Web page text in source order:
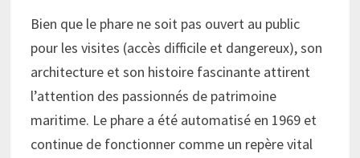
Bien que le phare ne soit pas ouvert au public
pour les visites (accès difficile et dangereux), son
architecture et son histoire fascinante attirent
l’attention des passionnés de patrimoine
maritime. Le phare a été automatisé en 1969 et
continue de fonctionner comme un repère vital